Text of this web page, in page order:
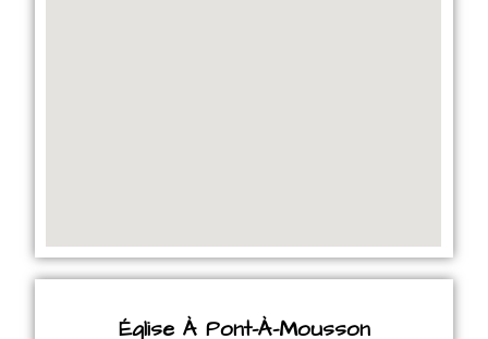
Église À Pont-À-Mousson